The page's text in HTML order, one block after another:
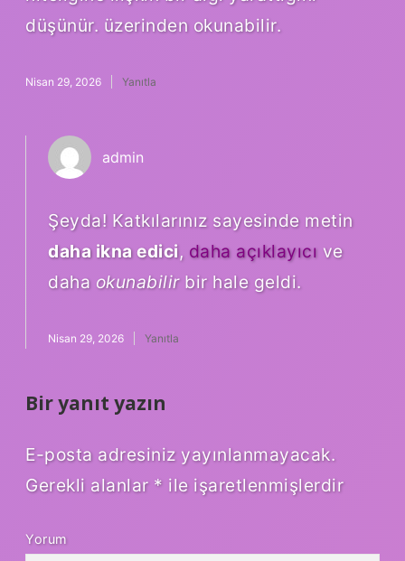
düşünür. üzerinden okunabilir.
Nisan 29, 2026 Yanıtla
admin
Şeyda! Katkılarınız sayesinde metin
daha ikna edici, daha açıklayıcı ve
daha okunabilirbir hale geldi.
Nisan 29, 2026 Yanıtla
Bir yanıt yazın
E-posta adresiniz yayınlanmayacak.
Gerekli alanlar * ile işaretlenmişlerdir
Yorum